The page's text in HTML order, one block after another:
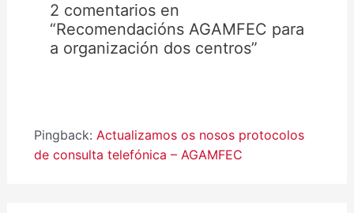
2 comentarios en
“Recomendacións AGAMFEC para
a organización dos centros”
Pingback: Actualizamos os nosos protocolos
de consulta telefónica – AGAMFEC